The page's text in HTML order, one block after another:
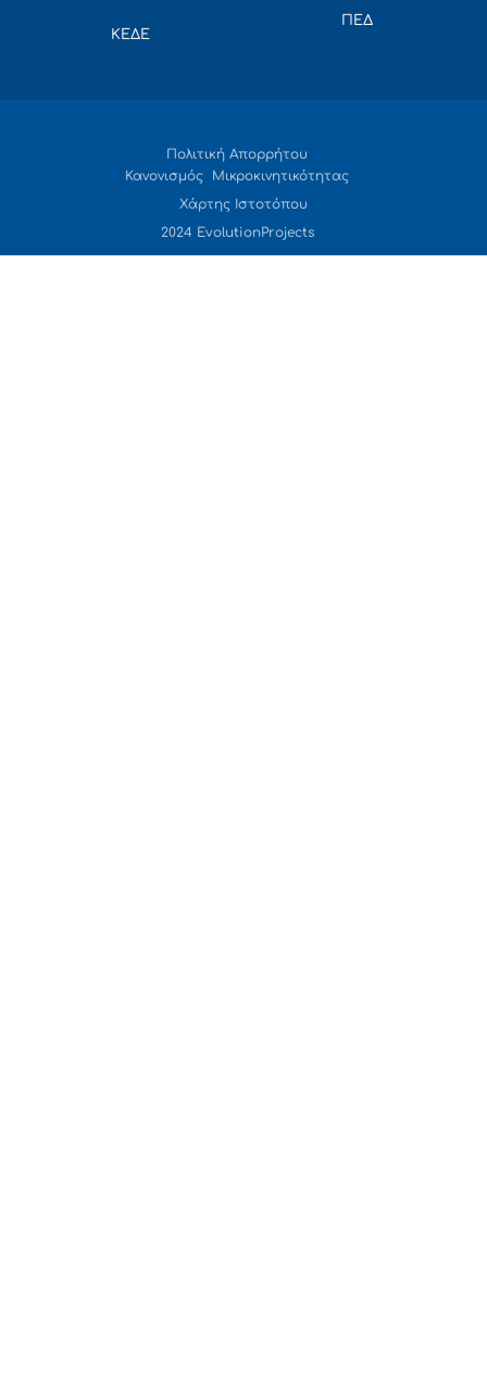
ΚΕΔΕ
ΠΕΔ
Πολιτική Απορρήτου
Κανονισμός Μικροκινητικότητας
Χάρτης Ιστοτόπου
2024 EvolutionProjects